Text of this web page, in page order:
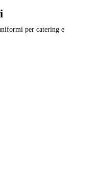
per catering e